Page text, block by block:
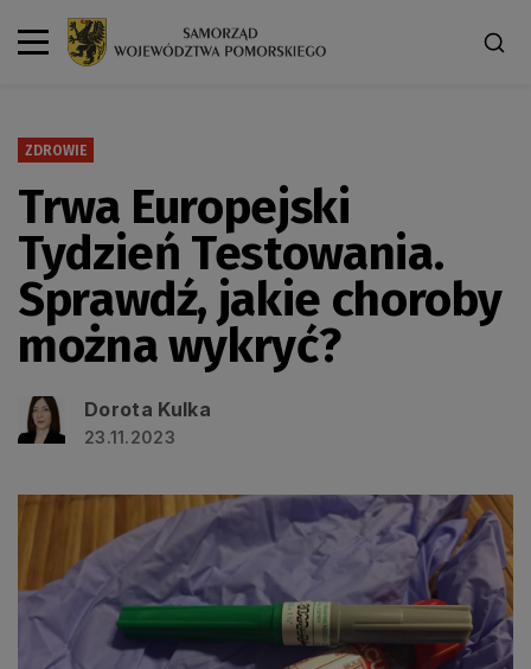
ZDROWIE
Trwa Europejski
Tydzień Testowania.
Sprawdź, jakie choroby
można wykryć?
Dorota Kulka
23.11.2023